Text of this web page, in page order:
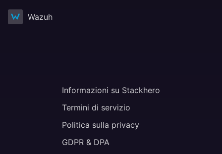
Wazuh
Informazioni su Stackhero
Termini di servizio
Politica sulla privacy
GDPR & DPA